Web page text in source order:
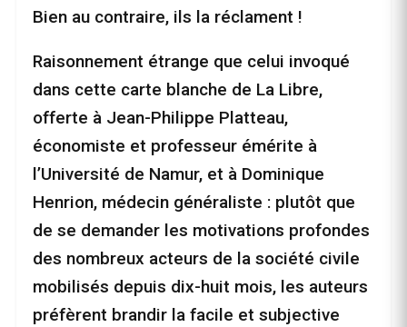
Bien au contraire, ils la réclament !
Raisonnement étrange que celui invoqué
dans cette carte blanche de La Libre,
offerte à Jean-Philippe Platteau,
économiste et professeur émérite à
l’Université de Namur, et à Dominique
Henrion, médecin généraliste : plutôt que
de se demander les motivations profondes
des nombreux acteurs de la société civile
mobilisés depuis dix-huit mois, les auteurs
préfèrent brandir la facile et subjective